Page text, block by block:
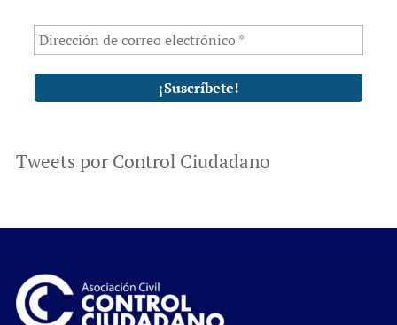
Tweets por Control Ciudadano